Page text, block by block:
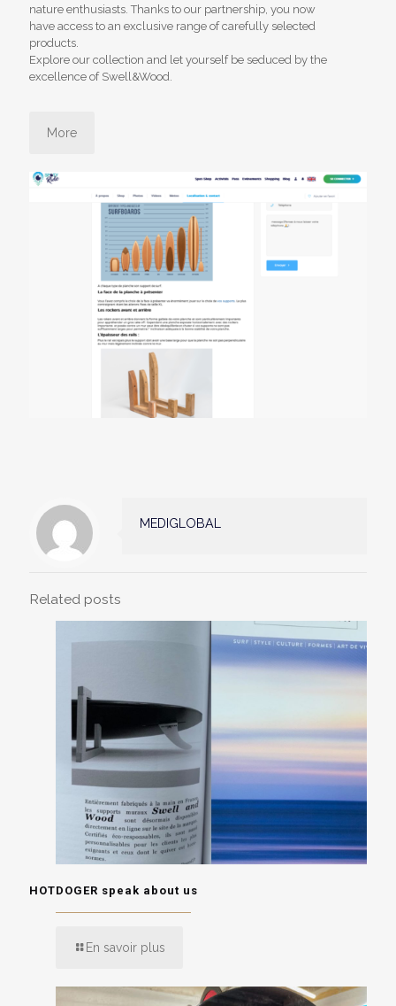
nature enthusiasts. Thanks to our partnership, you now
have access to an exclusive range of carefully selected
products.
Explore our collection and let yourself be seduced by the
excellence of Swell&Wood.
More
MEDIGLOBAL
Related posts
HOTDOGER speak about us
En savoir plus